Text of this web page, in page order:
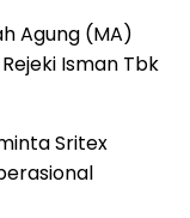
Agung (MA)
Isman Tbk
Sritex